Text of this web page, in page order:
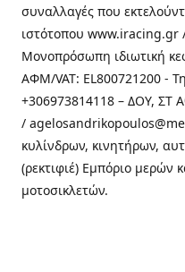
συναλλαγές που
ιστότοπου
Μονοπρόσωπη ιδιωτική
ΑΦΜ/VAT: EL800721200 -
+306973814118 – ΔΟΥ, ΣΤ
/
κυλίνδρων, κινητήρων,
(ρεκτιφιέ) Εμπόριο μερών
μοτοσικλετών.